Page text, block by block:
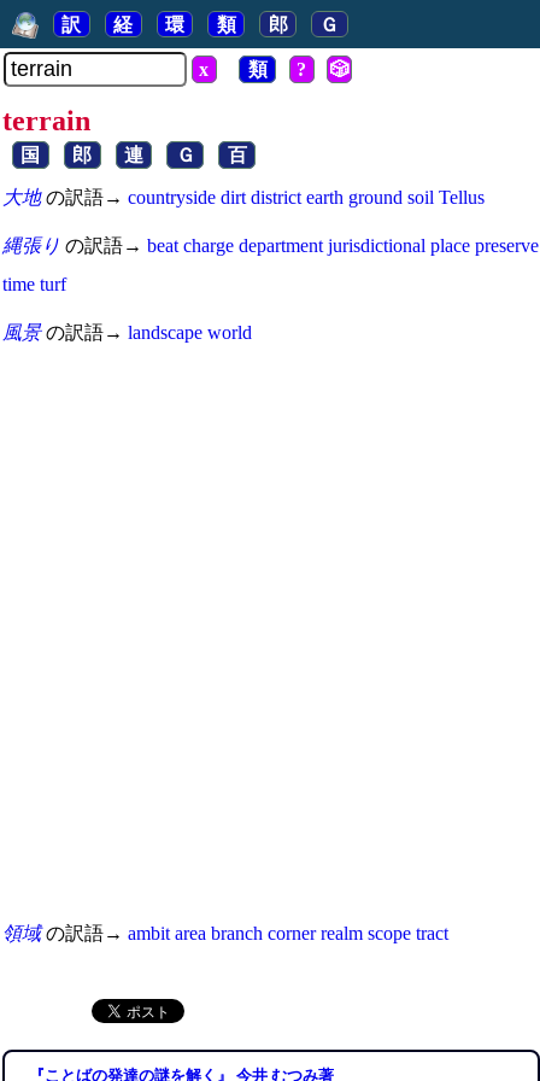
訳 経 環 類 郎 Ｇ
x 類 ? 🎲
terrain
国 郎 連 Ｇ 百
大地の訳語→ countryside dirt district earth ground soil Tellus
縄張り の訳語→ beat charge department jurisdictional place preserve
time turf
風景の訳語→ landscape world
領域の訳語→ ambit area branch corner realm scope tract
『ことばの発達の謎を解く』 今井 むつみ著